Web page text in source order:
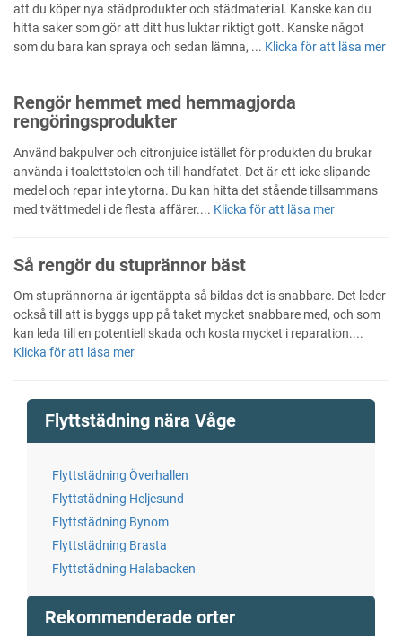
att du köper nya städprodukter och städmaterial. Kanske kan du
hitta saker som gör att ditt hus luktar riktigt gott. Kanske något
som du bara kan spraya och sedan lämna, ... Klicka för att läsa mer
Rengör hemmet med hemmagjorda
rengöringsprodukter
Använd bakpulver och citronjuice istället för produkten du brukar
använda i toalettstolen och till handfatet. Det är ett icke slipande
medel och repar inte ytorna. Du kan hitta det stående tillsammans
med tvättmedel i de flesta affärer.... Klicka för att läsa mer
Så rengör du stuprännor bäst
Om stuprännorna är igentäppta så bildas det is snabbare. Det leder
också till att is byggs upp på taket mycket snabbare med, och som
kan leda till en potentiell skada och kosta mycket i reparation....
Klicka för att läsa mer
Flyttstädning nära Våge
Flyttstädning Överhallen
Flyttstädning Heljesund
Flyttstädning Bynom
Flyttstädning Brasta
Flyttstädning Halabacken
Rekommenderade orter